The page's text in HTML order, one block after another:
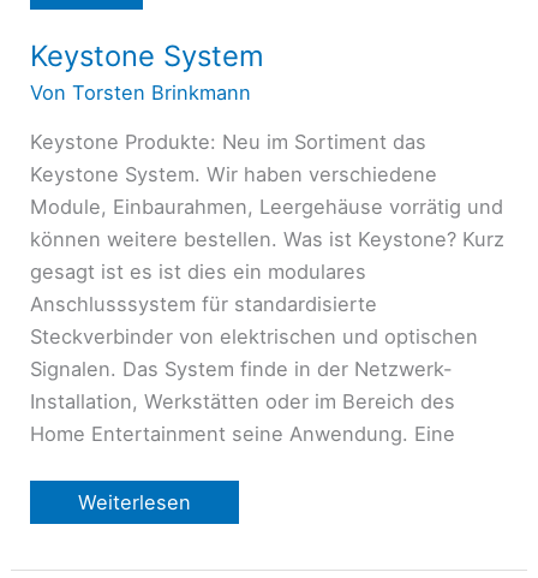
Keystone System
VonTorsten Brinkmann
Keystone Produkte: Neu im Sortiment das
Keystone System. Wir haben verschiedene
Module, Einbaurahmen, Leergehäuse vorrätig und
können weitere bestellen. Was ist Keystone? Kurz
gesagt ist es ist dies ein modulares
Anschlusssystem für standardisierte
Steckverbinder von elektrischen und optischen
Signalen. Das System finde in der Netzwerk-
Installation, Werkstätten oder im Bereich des
Home Entertainment seine Anwendung. Eine
Keystone
System
Weiterlesen